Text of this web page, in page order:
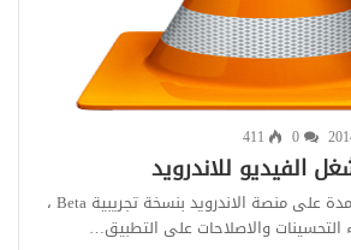
411
تم طرح التطبيق قبل مدة على منصة الاندرويد بنسخة تجريبية Beta ،
التحسينات والاصلاحات على التطبيق…